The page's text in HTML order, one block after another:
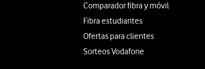
Comparador fibra y móvil
Fibra estudiantes
Ofertas para clientes
Sorteos Vodafone